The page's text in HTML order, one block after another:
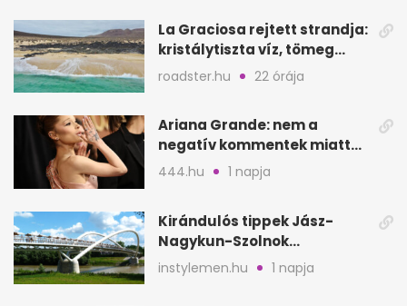
La Graciosa rejtett strandja:
kristálytiszta víz, tömeg
nélkül
roadster.hu 22 órája
Ariana Grande: nem a
negatív kommentek miatt
vonul vissza
444.hu 1 napja
Kirándulós tippek Jász-
Nagykun-Szolnok
megyében: 6 kihagyhatatlan
hely
instylemen.hu 1 napja